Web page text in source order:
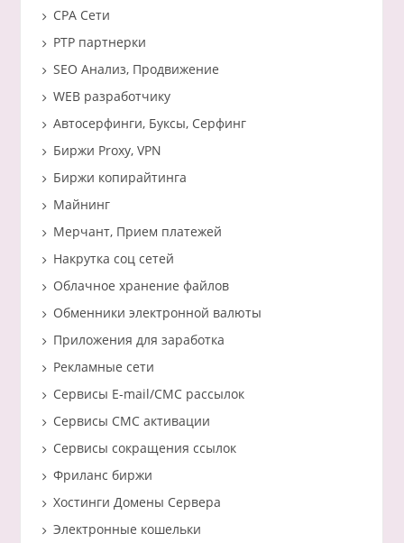
CPA Сети
PTP партнерки
SEO Анализ, Продвижение
WEB разработчику
Автосерфинги, Буксы, Серфинг
Биржи Proxy, VPN
Биржи копирайтинга
Майнинг
Мерчант, Прием платежей
Накрутка соц сетей
Облачное хранение файлов
Обменники электронной валюты
Приложения для заработка
Рекламные сети
Сервисы E-mail/СМС рассылок
Сервисы СМС активации
Сервисы сокращения ссылок
Фриланс биржи
Хостинги Домены Сервера
Электронные кошельки